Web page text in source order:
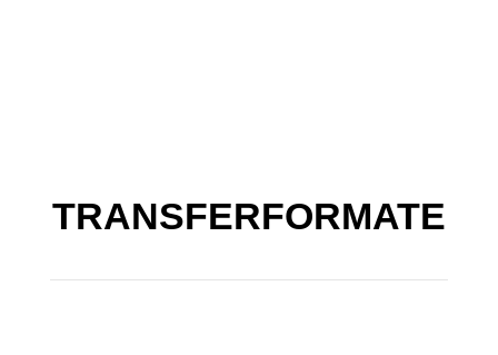
TRANSFERFORMATE